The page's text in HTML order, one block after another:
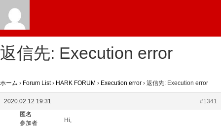
返信先: Execution error
ホーム › Forum List › HARK FORUM › Execution error › 返信先: Execution error
2020.02.12 19:31
#1341
匿名
参加者
Hi,